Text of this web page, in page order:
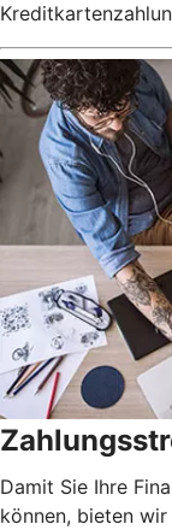
Damit Sie Ihre
können, bieten